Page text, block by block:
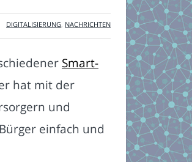
DIGITALISIERUNG, NACHRICHTEN
Smart-
hat mit der
und
einfach und